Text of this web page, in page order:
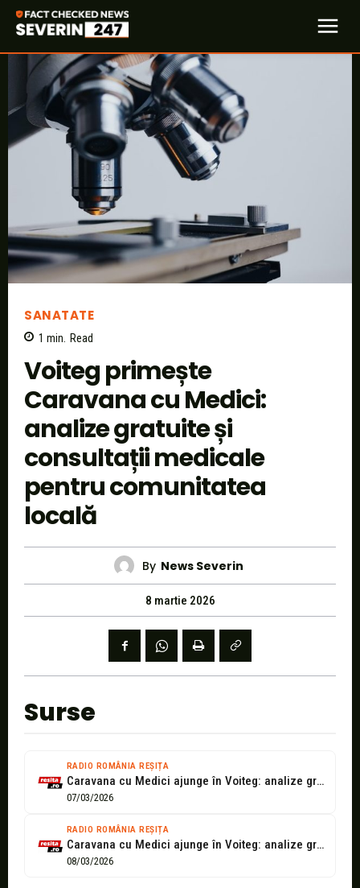
SANATATE
1 min. Read
Voiteg primește
Caravana cu Medici:
analize gratuite și
consultații medicale
pentru comunitatea
locală
By News Severin
8 martie 2026
Surse
RADIO ROMÂNIA REȘIȚA
Caravana cu Medici ajunge în Voiteg: analize gratuite și consultații medicale pentru...
07/03/2026
RADIO ROMÂNIA REȘIȚA
Caravana cu Medici ajunge în Voiteg: analize gratuite și consultații medicale pentru...
08/03/2026